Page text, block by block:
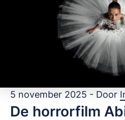
5 november 2025 - Door
De horrorfilm